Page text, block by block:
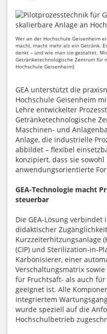
Wer an der Hochschule Geisenheim
macht, macht mehr als ein Getränk.
denkt – und wie man sie gestaltet.
Getränketechnologische Zentrum für
Hochschule Geisenheim)
GEA unterstützt die
Hochschule Geisenheim
Lehre entwickelter
Getränketechnologische
Maschinen- und
Anlage, die industrielle
abbildet – flexibel
konzipiert, dass sie sowohl
anwendungsorientierte
GEA-Technologie macht
steuerbar
Die GEA-Lösung
didaktischer
Kurzzeiterhitzungsanlage
(CIP) und Sterilization-in-
Karbonisierer, einer
Verschaltungsmatrix
für Fruchtsaft- als auch
geeignet ist. Alle
integriertem
wurde speziell auf die
Hochschulbetrieb